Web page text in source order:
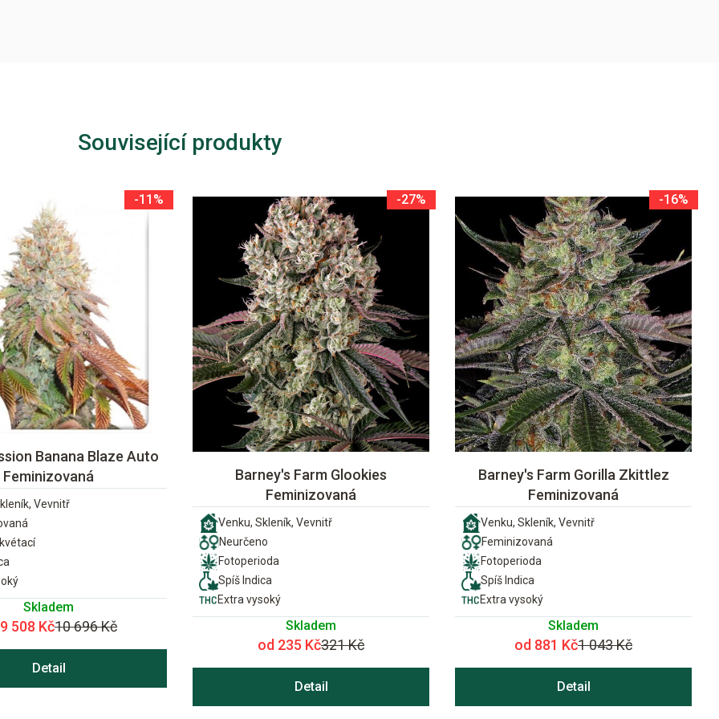
Související produkty
-11%
Banana Blaze Auto
Feminizovaná
Vevnitř
Skladem
508 Kč10 696 Kč
Detail
-27%
Barney's Farm Glookies
Feminizovaná
Venku, Skleník, Vevnitř
Neurčeno
Fotoperioda
Spíš Indica
Extra vysoký
Skladem
od 235 Kč321 Kč
Detail
-16%
Barney's Farm Gorilla Zkittlez
Feminizovaná
Venku, Skleník, Vevnitř
Feminizovaná
Fotoperioda
Spíš Indica
Extra vysoký
Skladem
od 881 Kč1 043 Kč
Detail